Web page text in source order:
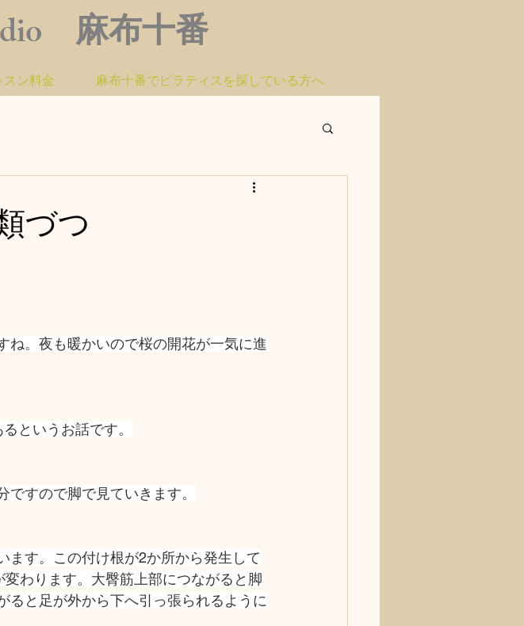
麻布十番
スン料金 麻布十番でピラティスを探している方へ
づつ
ね。夜も暖かいので桜の開花が一気に進
というお話です。
すので脚で見ていきます。
ます。この付け根が2か所から発生して
わります。大臀筋上部につながると脚
ると足が外から下へ引っ張られるように